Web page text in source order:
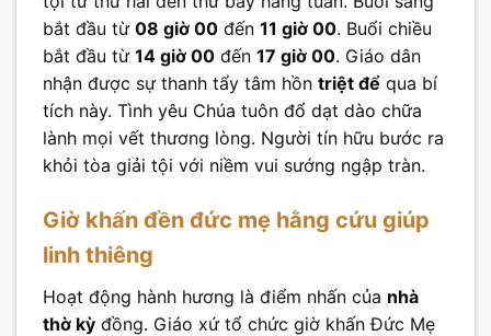
bắt đầu từ 08 giờ 00 đến 11 giờ 00. Buổi chiều
bắt đầu từ 14 giờ 00 đến 17 giờ 00. Giáo dân
nhận được sự thanh tẩy tâm hồn triệt để qua bí
tích này. Tình yêu Chúa tuôn đổ dạt dào chữa
lành mọi vết thương lòng. Người tín hữu bước ra
khỏi tòa giải tội với niềm vui sướng ngập tràn.
Giờ khấn đền đức mẹ hằng cứu giúp
linh thiêng
Hoạt động hành hương là điểm nhấn của nhà
thờ kỳ đồng. Giáo xứ tổ chức giờ khấn Đức Mẹ